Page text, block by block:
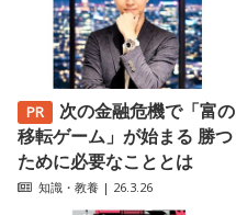
次の金融危機で「富の
移転ゲーム」が始まる 勝つ
ために必要なこととは
知識・教養 | 26.3.26